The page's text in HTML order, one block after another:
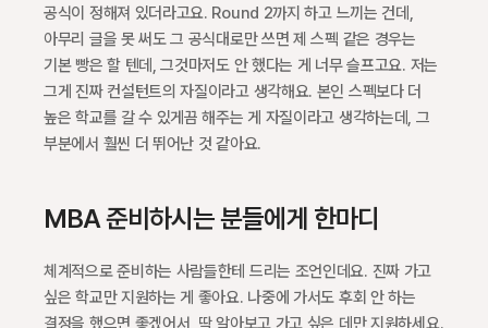
공식이 정해져 있더라고요. Round 2까지 하고 느끼는 건데,
아무리 글을 못 써도 그 공식대로만 쓰면 제 스펙 같은 경우는
기본 빵은 할 텐데, 그것마저도 안 했다는 게 너무 슬프고요. 저는
그게 진짜 컨설턴트의 자질이라고 생각해요. 본인 스펙보다 더
높은 학교를 갈 수 있게끔 해주는 게 자질이라고 생각하는데, 그
부분에서 훨씬 더 뛰어난 것 같아요.
MBA 준비하시는 분들에게 한마디
체계적으로 준비하는 사람들한테 드리는 조언인데요. 진짜 가고
싶은 학교만 지원하는 게 좋아요. 나중에 가서도 후회 안 하는
결정을 했으면 좋겠어서, 딱 알아보고 가고 싶은 데만 지원하세요.